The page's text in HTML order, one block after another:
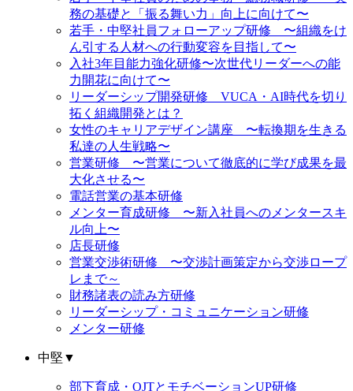
務の基礎と「振る舞い力」向上に向けて〜
若手・中堅社員フォローアップ研修 〜組織をけ
ん引する人材への行動変容を目指して〜
入社3年目能力強化研修〜次世代リーダーへの能
力開花に向けて〜
リーダーシップ開発研修 VUCA・AI時代を切り
拓く組織開発とは？
女性のキャリアデザイン講座 〜転換期を生きる
私達の人生戦略〜
営業研修 〜営業について徹底的に学び成果を最
大化させる〜
電話営業の基本研修
メンター育成研修 〜新入社員へのメンタースキ
ル向上〜
店長研修
営業交渉術研修 〜交渉計画策定から交渉ロープ
レまで～
財務諸表の読み方研修
リーダーシップ・コミュニケーション研修
メンター研修
中堅 ▼
部下育成・OJTとモチベーションUP研修